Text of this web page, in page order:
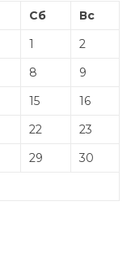
Сб
Вс
1
2
8
9
15
16
22
23
29
30